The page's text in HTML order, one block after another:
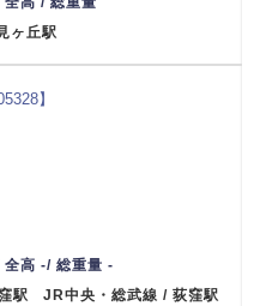
ヶ丘駅
】
高 -/ 総重量 -
駅 JR中央・総武線 / 荻窪駅